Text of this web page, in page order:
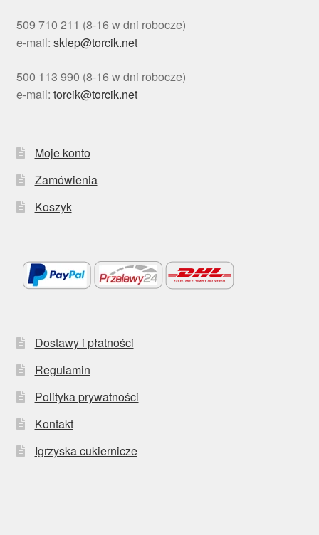
509 710 211 (8-16 w dni robocze)
e-mail: sklep@torcik.net
500 113 990 (8-16 w dni robocze)
e-mail: torcik@torcik.net
Moje konto
Zamówienia
Koszyk
Dostawy i płatności
Regulamin
Polityka prywatności
Kontakt
Igrzyska cukiernicze